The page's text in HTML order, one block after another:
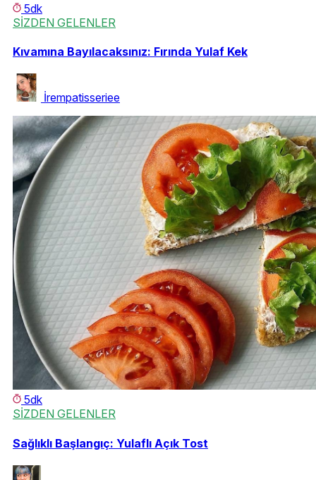
5dk
SİZDEN GELENLER
Kıvamına Bayılacaksınız: Fırında Yulaf Kek
İrempatisseriee
5dk
SİZDEN GELENLER
Sağlıklı Başlangıç: Yulaflı Açık Tost